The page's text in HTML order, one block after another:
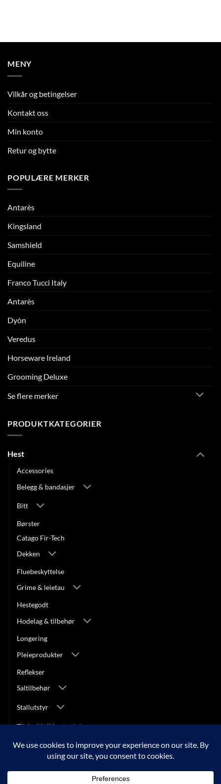
MENY
Vilkår og betingelser
Kontakt oss
Min konto
Retur og bytte
POPULÆRE MERKER
Antarès
Kingsland
Samshield
Equiline
Franco Tucci Italy
Antarès
Dyòn
Veredus
Horseware Ireland
Grooming Deluxe
Se flere merker
PRODUKTKATEGORIER
Hest
Accessories
Belegg & bandasjer
Bitt
Børster
Catago Fir-Tech
Dekken
Fluebeskyttelse
Grime & leietau
Hestegodt
Hodelag & tilbehør
Longering
Pleieprodukter
Reflekser
Saltilbehør
Stallutstyr
Tilskudd til hest
Transport